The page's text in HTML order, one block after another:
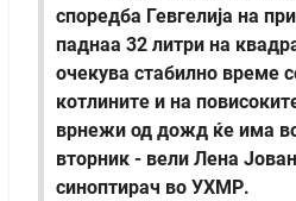
споредба Гевгелија на
паднаа 32 литри на
очекува стабилно време
котлините и на
врнежи од дожд ќе има
вторник - вели Лена
синоптирач во УХМР.